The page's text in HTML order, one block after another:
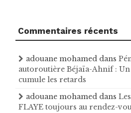
Commentaires récents
adouane mohamed dans
autoroutière Béjaïa-Ahnif :
cumule les retards
adouane mohamed dans
FLAYE toujours au rendez-